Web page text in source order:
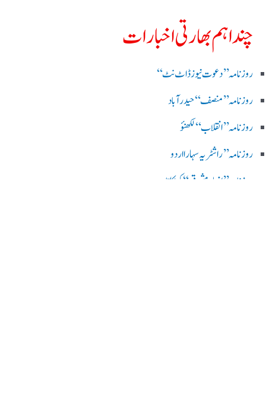
چند اہم بھارتی اخبارات
روز نامہ ’’ دعوت نیوز ڈاٹ نٹ‘‘
روزنامہ ’’ منصف‘‘ حیدر آباد
روزنامہ ’’ انقلاب‘‘ لکھنؤ
روز نامہ ’’راشٹریہ سہارا اردو
روزنامہ ’’اخبارمشرق‘‘ کولکاتا